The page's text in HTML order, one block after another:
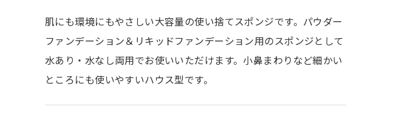
肌にも環境にもやさしい大容量の使い捨てスポンジです。パウダー
ファンデーション＆リキッドファンデーション用のスポンジとして
水あり・水なし両用でお使いいただけます。小鼻まわりなど細かい
ところにも使いやすいハウス型です。